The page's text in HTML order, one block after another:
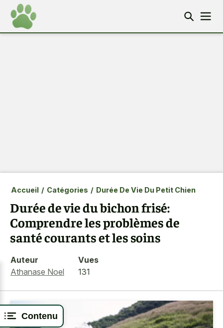
Contenu
Accueil / Catégories / Durée De Vie Du Petit Chien
Durée de vie du bichon frisé:
Comprendre les problèmes de
santé courants et les soins
Auteur
Athanase Noel
Vues
131